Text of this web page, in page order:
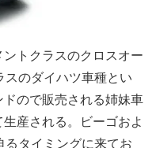
トクラスのクロスオー
のダイハツ車種とい
ので販売される姉妹車
産される。ビーゴおよ
るタイミングに来てお